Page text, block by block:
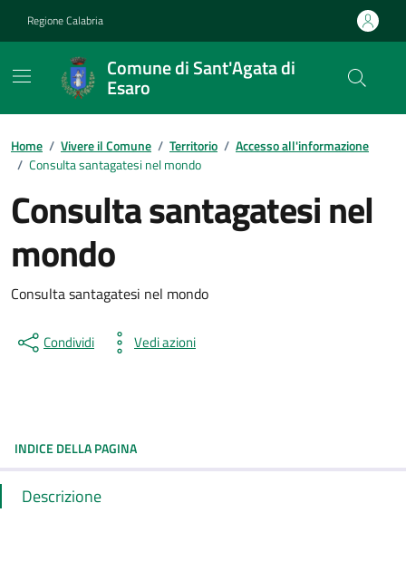
Regione Calabria
Comune di Sant'Agata di
Esaro
Home / Vivere il Comune / Territorio / Accesso all'informazione
/ Consulta santagatesi nel mondo
Consulta santagatesi nel
mondo
Consulta santagatesi nel mondo
Condividi Vedi azioni
INDICE DELLA PAGINA
Descrizione